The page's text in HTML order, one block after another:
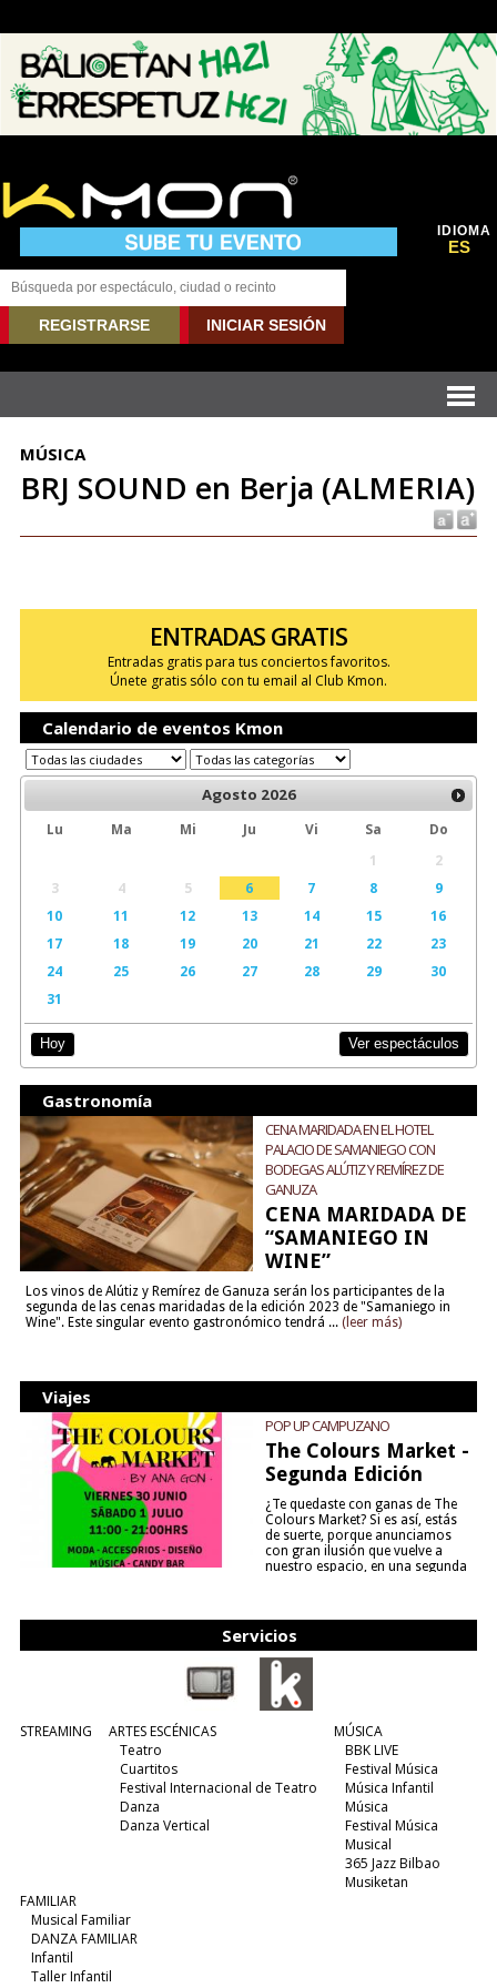
IDIOMA
ES
REGISTRARSE INICIAR SESIÓN
MÚSICA
BRJ SOUND en Berja (ALMERIA)
ENTRADAS GRATIS
Entradas gratis para tus conciertos favoritos.
Únete gratis sólo con tu email al Club Kmon.
Calendario de eventos Kmon
Agosto 2026
Lu Ma Mi Ju Vi Sa
Do
1
2
3
4 5 6 7 8
9
10
11 12 13 14 15
16
17
18 19 20 21 22
23
24
25 26 27 28 29
30
31
Hoy Ver espectáculos
Gastronomía
CENA MARIDADA EN EL HOTEL
PALACIO DE SAMANIEGO CON
BODEGAS ALÚTIZ Y REMÍREZ DE
GANUZA
CENA MARIDADA DE
“SAMANIEGO IN
WINE”
Los vinos de Alútiz y Remírez de Ganuza serán los participantes de la
segunda de las cenas maridadas de la edición 2023 de "Samaniego in
Wine". Este singular evento gastronómico tendrá ... (leer más)
Viajes
POP UP CAMPUZANO
The Colours Market -
Segunda Edición
¿Te quedaste con ganas de The
Colours Market? Si es así, estás
de suerte, porque anunciamos
con gran ilusión que vuelve a
nuestro espacio, en una segunda
Servicios
STREAMING
ARTES ESCÉNICAS
Teatro
Cuartitos
Festival Internacional de Teatro
Danza
Danza Vertical
MÚSICA
BBK LIVE
Festival Música
Música Infantil
Música
Festival Música
Musical
365 Jazz Bilbao
Musiketan
FAMILIAR
Musical Familiar
DANZA FAMILIAR
Infantil
Taller Infantil